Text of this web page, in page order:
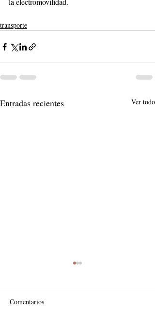
transporte
Entradas recientes Ver todo
Comentarios